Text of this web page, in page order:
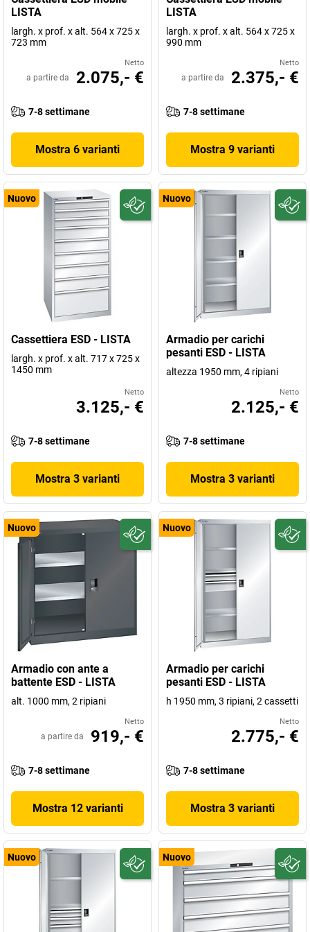
LISTA
largh. x prof. x alt. 564 x 725 x
723 mm
Netto
a partire da 2.075,- €
7-8 settimane
Mostra 6 varianti
LISTA
largh. x prof. x alt. 564 x 725 x
990 mm
Netto
a partire da 2.375,- €
7-8 settimane
Mostra 9 varianti
Nuovo
Cassettiera ESD - LISTA
largh. x prof. x alt. 717 x 725 x
1450 mm
Netto
3.125,- €
7-8 settimane
Mostra 3 varianti
Nuovo
Armadio per carichi
pesanti ESD - LISTA
altezza 1950 mm, 4 ripiani
Netto
2.125,- €
7-8 settimane
Mostra 3 varianti
Nuovo
Armadio con ante a
battente ESD - LISTA
alt. 1000 mm, 2 ripiani
Netto
a partire da 919,- €
7-8 settimane
Mostra 12 varianti
Nuovo
Armadio per carichi
pesanti ESD - LISTA
h 1950 mm, 3 ripiani, 2 cassetti
Netto
2.775,- €
7-8 settimane
Mostra 3 varianti
Nuovo Nuovo